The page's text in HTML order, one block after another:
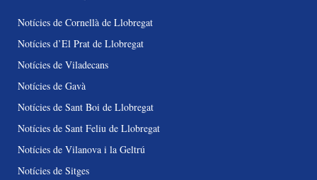
Notícies de Cornellà de Llobregat
Notícies d’El Prat de Llobregat
Notícies de Viladecans
Notícies de Gavà
Notícies de Sant Boi de Llobregat
Notícies de Sant Feliu de Llobregat
Notícies de Vilanova i la Geltrú
Notícies de Sitges